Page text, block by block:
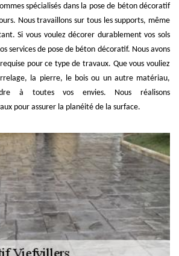
spécialisés dans la pose de béton décoratif
Nous travaillons sur tous les supports, même
Si vous voulez décorer durablement vos sols
services de pose de béton décoratif. Nous avons
pour ce type de travaux. Que vous vouliez
la pierre, le bois ou un autre matériau,
à toutes vos envies. Nous réalisons
pour assurer la planéité de la surface.